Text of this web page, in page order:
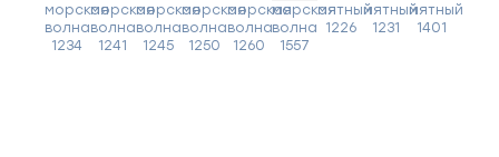
морская
волна
1234
морская
волна
1241
морская
волна
1245
морская
волна
1250
морская
волна
1260
морская
волна
1557
мятный
1226
мятный
1231
мятный
1401